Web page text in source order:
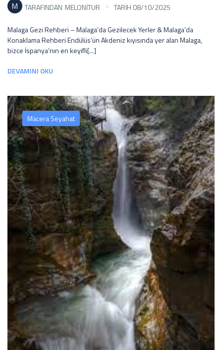
M TARAFINDAN MELONITUR TARİH 08/10/2025
Malaga Gezi Rehberi – Malaga’da Gezilecek Yerler & Malaga’da
Konaklama Rehberi Endülüs’ün Akdeniz kıyısında yer alan Malaga,
bizce İspanya’nın en keyifli[...]
DEVAMINI OKU
Macera Seyahat